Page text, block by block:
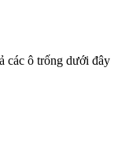
các ô trống dưới đây